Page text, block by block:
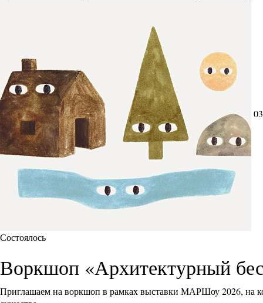
Состоялось
Воркшоп «Архитектурный
Приглашаем на воркшоп в рамках выставки МАРШоу 2026, на